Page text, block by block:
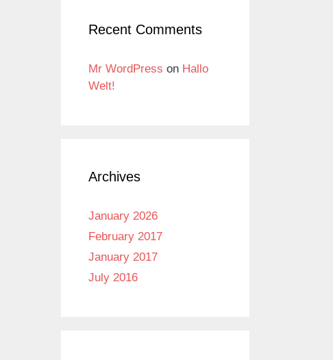
Recent Comments
Mr WordPress on Hallo
Welt!
Archives
January 2026
February 2017
January 2017
July 2016